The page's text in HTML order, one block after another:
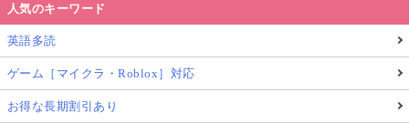
人気のキーワード
英語多読
ゲーム［マイクラ・Roblox］対応
お得な長期割引あり